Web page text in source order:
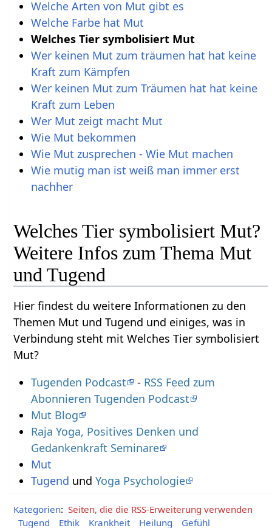
Welche Arten von Mut gibt es
Welche Farbe hat Mut
Welches Tier symbolisiert Mut
Wer keinen Mut zum träumen hat hat keine
Kraft zum Kämpfen
Wer keinen Mut zum Träumen hat hat keine
Kraft zum Leben
Wer Mut zeigt macht Mut
Wie Mut bekommen
Wie Mut zusprechen - Wie Mut machen
Wie mutig man ist weiß man immer erst
nachher
Welches Tier symbolisiert Mut?
Weitere Infos zum Thema Mut
und Tugend
Hier findest du weitere Informationen zu den
Themen Mut und Tugend und einiges, was in
Verbindung steht mit Welches Tier symbolisiert
Mut?
Tugenden Podcast
- RSS Feed zum
Abonnieren Tugenden Podcast
Mut Blog
Raja Yoga, Positives Denken und
Gedankenkraft Seminare
Mut
Tugend und Yoga Psychologie
Kategorien: Seiten, die die RSS-Erweiterung verwenden
Tugend
Ethik Krankheit Heilung Gefühl